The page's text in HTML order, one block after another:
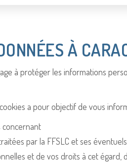
À
à protéger les informations
a pour objectif de vous
concernant
par la FFSLC et ses
et de vos droits à cet